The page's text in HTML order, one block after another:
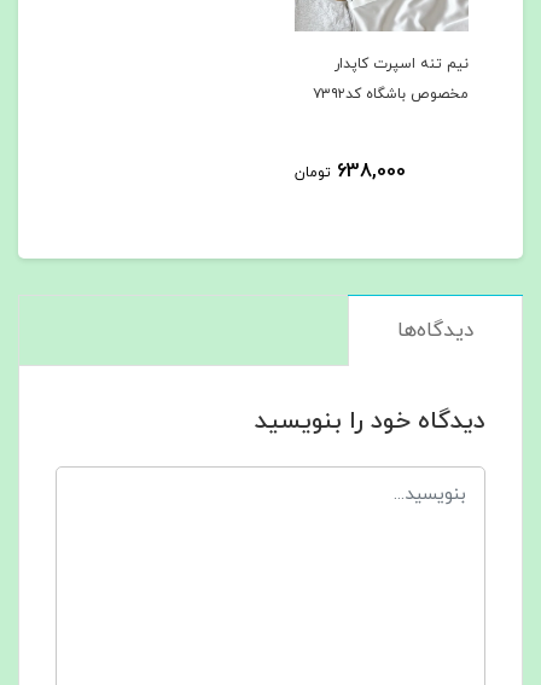
نیم تنه اسپرت کاپدار
مخصوص باشگاه کد۷۳۹۲
638,000 تومان
دیدگاه‌ها
دیدگاه خود را بنویسید